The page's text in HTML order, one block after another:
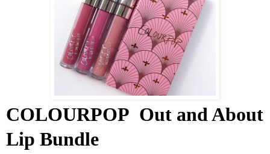
COLOURPOP Out and About
Lip Bundle